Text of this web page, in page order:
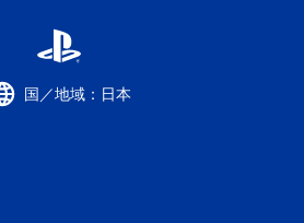
国／地域：日本